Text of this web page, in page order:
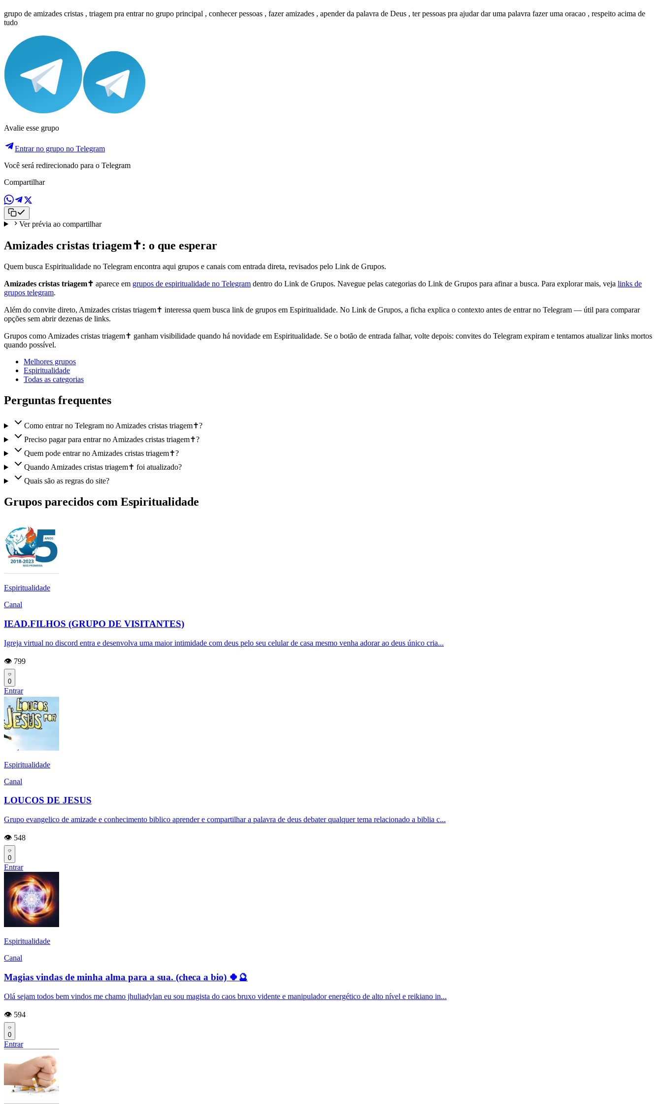
grupo de amizades cristas , triagem pra entrar no grupo principal , conhecer pessoas , fazer amizades , apender da palavra de Deus , ter pessoas pra ajudar dar uma palavra fazer uma oracao , respeito acima de
tudo
Avalie esse grupo
Entrar no grupo no Telegram
Você será redirecionado para o Telegram
Compartilhar
Ver prévia ao compartilhar
Amizades cristas triagem✝️: o que esperar
Quem busca Espiritualidade no Telegram encontra aqui grupos e canais com entrada direta, revisados pelo Link de Grupos.
Amizades cristas triagem✝️ aparece em grupos de espiritualidade no Telegram dentro do Link de Grupos. Navegue pelas categorias do Link de Grupos para afinar a busca. Para explorar mais, veja links de
grupos telegram.
Além do convite direto, Amizades cristas triagem✝️ interessa quem busca link de grupos em Espiritualidade. No Link de Grupos, a ficha explica o contexto antes de entrar no Telegram — útil para comparar
opções sem abrir dezenas de links.
Grupos como Amizades cristas triagem✝️ ganham visibilidade quando há novidade em Espiritualidade. Se o botão de entrada falhar, volte depois: convites do Telegram expiram e tentamos atualizar links mortos
quando possível.
Melhores grupos
Espiritualidade
Todas as categorias
Perguntas frequentes
Como entrar no Telegram no Amizades cristas triagem✝️?
Preciso pagar para entrar no Amizades cristas triagem✝️?
Quem pode entrar no Amizades cristas triagem✝️?
Quando Amizades cristas triagem✝️ foi atualizado?
Quais são as regras do site?
Grupos parecidos com Espiritualidade
Espiritualidade
Canal
IEAD.FILHOS (GRUPO DE VISITANTES)
Igreja virtual no discord entra e desenvolva uma maior intimidade com deus pelo seu celular de casa mesmo venha adorar ao deus único cria...
👁️ 799
0
Entrar
Espiritualidade
Canal
LOUCOS DE JESUS
Grupo evangelico de amizade e conhecimento biblico aprender e compartilhar a palavra de deus debater qualquer tema relacionado a biblia c...
👁️ 548
0
Entrar
Espiritualidade
Canal
Magias vindas de minha alma para a sua. (checa a bio) 🍀🔮
Olá sejam todos bem vindos me chamo jhuliadylan eu sou magista do caos bruxo vidente e manipulador energético de alto nível e reikiano in...
👁️ 594
0
Entrar